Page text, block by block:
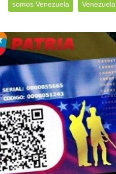
somos Venezuela Venezuela